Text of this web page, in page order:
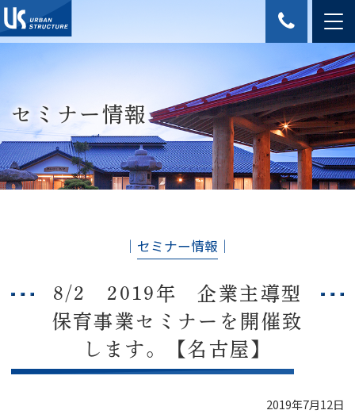
セミナー情報
│ セミナー情報 │
8/2 2019年 企業主導型
保育事業セミナーを開催致
します。【名古屋】
2019年7月12日